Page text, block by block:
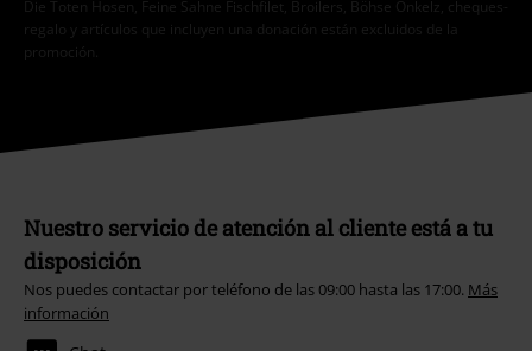
Die Toten Hosen, Feine Sahne Fischfilet, Broilers, Böhse Onkelz, cheques-
regalo y artículos que incluyen una donación están excluidos de la
promoción.
Nuestro servicio de atención al cliente está a tu
disposición
Nos puedes contactar por teléfono de las 09:00 hasta las 17:00. Más
información